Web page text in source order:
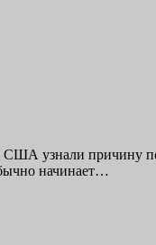
узнали причину
начинает…